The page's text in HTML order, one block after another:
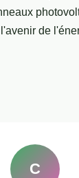
de
C